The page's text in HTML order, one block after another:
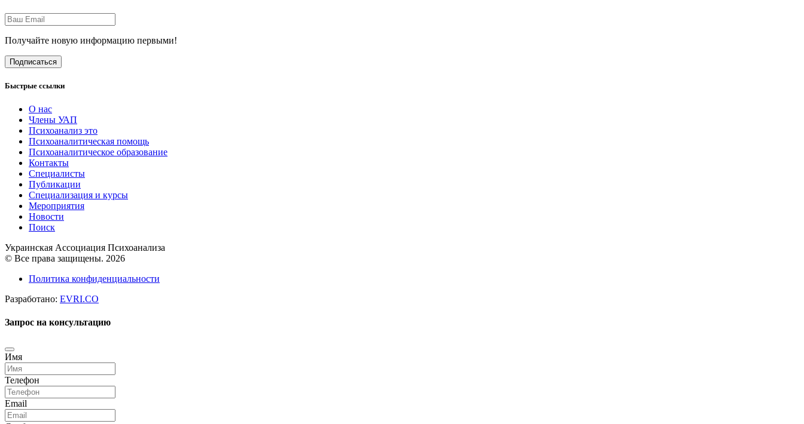
Получайте новую информацию первыми!
Подписаться
Быстрые ссылки
О нас
Члены УАП
Психоанализ это
Психоаналитическая помощь
Психоаналитическое образование
Контакты
Специалисты
Публикации
Специализация и курсы
Мероприятия
Новости
Поиск
Украинская Ассоциация Психоанализа
© Все права защищены. 2026
Политика конфиденциальности
Разработано: EVRI.CO
Запрос на консультацию
Имя
Телефон
Email